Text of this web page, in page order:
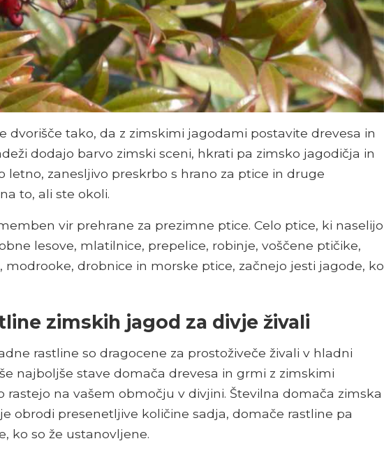
dvorišče tako, da z zimskimi jagodami postavite drevesa in
dodajo barvo zimski sceni, hkrati pa zimsko jagodičja in
letno, zanesljivo preskrbo s hrano za ptice in druge
to, ali ste okoli.
vir prehrane za prezimne ptice. Celo ptice, ki naselijo
lesove, mlatilnice, prepelice, robinje, voščene ptičike,
modrooke, drobnice in morske ptice, začnejo jesti jagode, ko
zimskih jagod za divje živali
rastline so dragocene za prostoživeče živali v hladni
najboljše stave domača drevesa in grmi z zimskimi
rastejo na vašem območju v divjini. Številna domača zimska
obrodi presenetljive količine sadja, domače rastline pa
ko so že ustanovljene.